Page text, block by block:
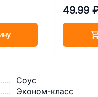
49.99
Соус
Эконом-класс